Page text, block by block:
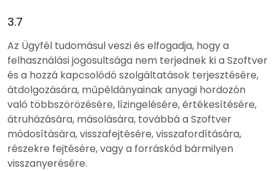
3.7
Az Ügyfél tudomásul veszi és elfogadja, hogy a
felhasználási jogosultsága nem terjednek ki a Szoftver
és a hozzá kapcsolódó szolgáltatások terjesztésére,
átdolgozására, műpéldányainak anyagi hordozón
való többszörözésére, lízingelésére, értékesítésére,
átruházására, másolására, továbbá a Szoftver
módosítására, visszafejtésére, visszafordítására,
részekre fejtésére, vagy a forráskód bármilyen
visszanyerésére.